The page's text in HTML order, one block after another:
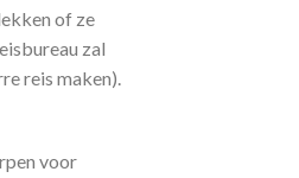
of ze
zal
reis maken).
voor